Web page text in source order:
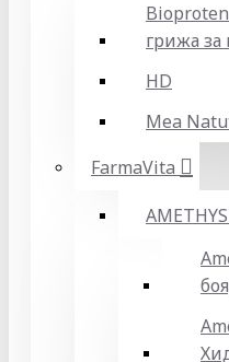
грижа за
HD
Mea
FarmaVita